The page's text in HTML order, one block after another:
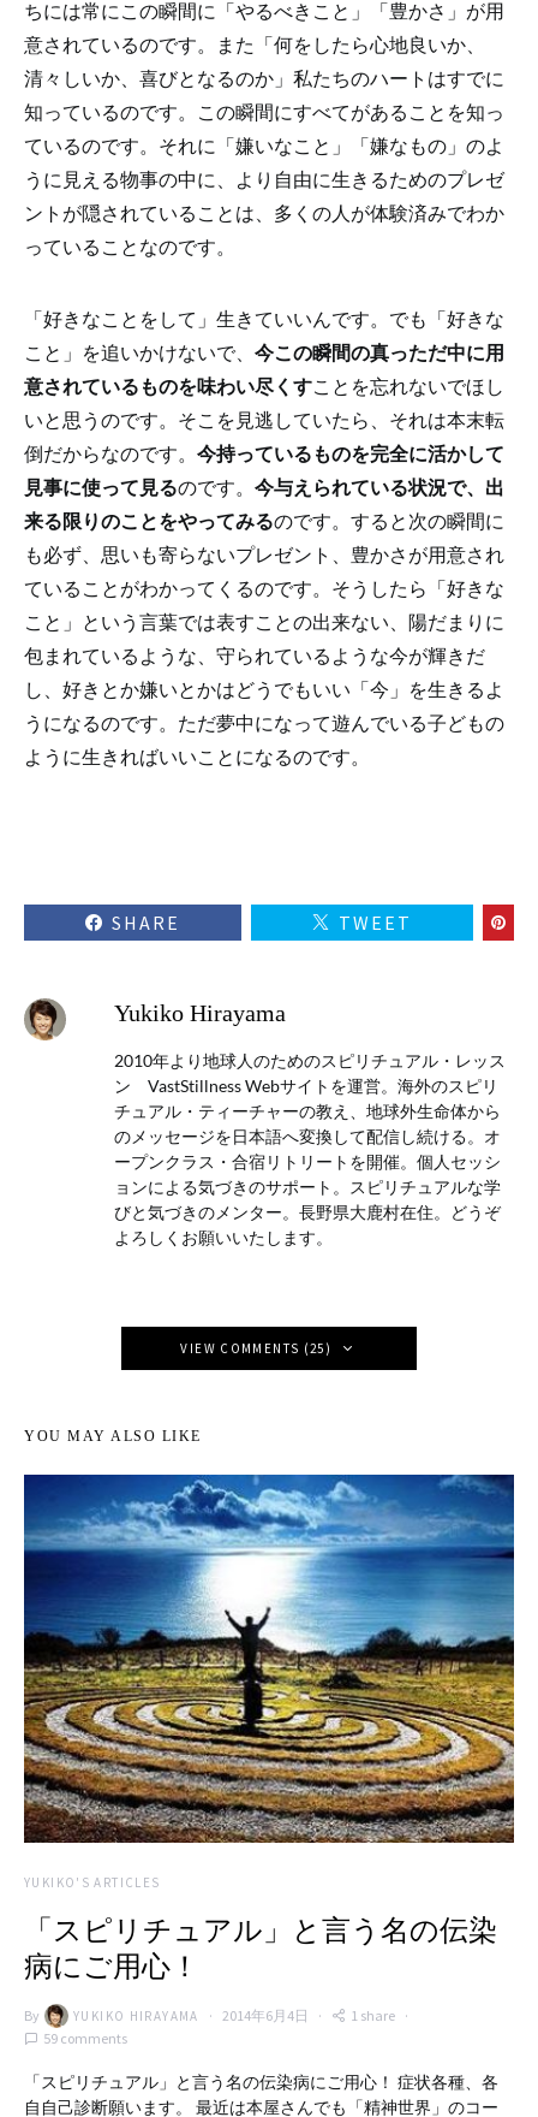
ちには常にこの瞬間に「やるべきこと」「豊かさ」が用
意されているのです。また「何をしたら心地良いか、
清々しいか、喜びとなるのか」私たちのハートはすでに
知っているのです。この瞬間にすべてがあることを知っ
ているのです。それに「嫌いなこと」「嫌なもの」のよ
うに見える物事の中に、より自由に生きるためのプレゼ
ントが隠されていることは、多くの人が体験済みでわか
っていることなのです。
「好きなことをして」生きていいんです。でも「好きな
こと」を追いかけないで、 今この瞬間の真っただ中に用
意されているものを味わい尽くすことを忘れないでほし
いと思うのです。そこを見逃していたら、それは本末転
倒だからなのです。 今持っているものを完全に活かして
見事に使って見るのです。 今与えられている状況で、出
来る限りのことをやってみるのです。すると次の瞬間に
も必ず、思いも寄らないプレゼント、豊かさが用意され
ていることがわかってくるのです。そうしたら「好きな
こと」という言葉では表すことの出来ない、陽だまりに
包まれているような、守られているような今が輝きだ
し、好きとか嫌いとかはどうでもいい「今」を生きるよ
うになるのです。ただ夢中になって遊んでいる子どもの
ように生きればいいことになるのです。
SHARE TWEET
Yukiko Hirayama
2010年より地球人のためのスピリチュアル・レッス
ン VastStillness Webサイトを運営。海外のスピリ
チュアル・ティーチャーの教え、地球外生命体から
のメッセージを日本語へ変換して配信し続ける。オ
ープンクラス・合宿リトリートを開催。個人セッシ
ョンによる気づきのサポート。スピリチュアルな学
びと気づきのメンター。長野県大鹿村在住。どうぞ
よろしくお願いいたします。
VIEW COMMENTS (25)
YOU MAY ALSO LIKE
YUKIKO'S ARTICLES
「スピリチュアル」と言う名の伝染
病にご用心！
By YUKIKO HIRAYAMA 2014年6月4日
1 share
59 comments
「スピリチュアル」と言う名の伝染病にご用心！ 症状各種、各
自自己診断願います。 最近は本屋さんでも「精神世界」のコー